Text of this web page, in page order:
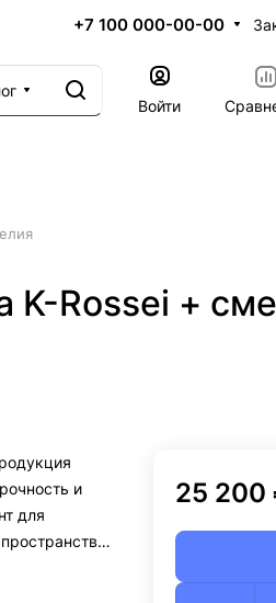
+7 100 000-00-00
Войти
K-Rossei +
и
для
жесткий
25 200